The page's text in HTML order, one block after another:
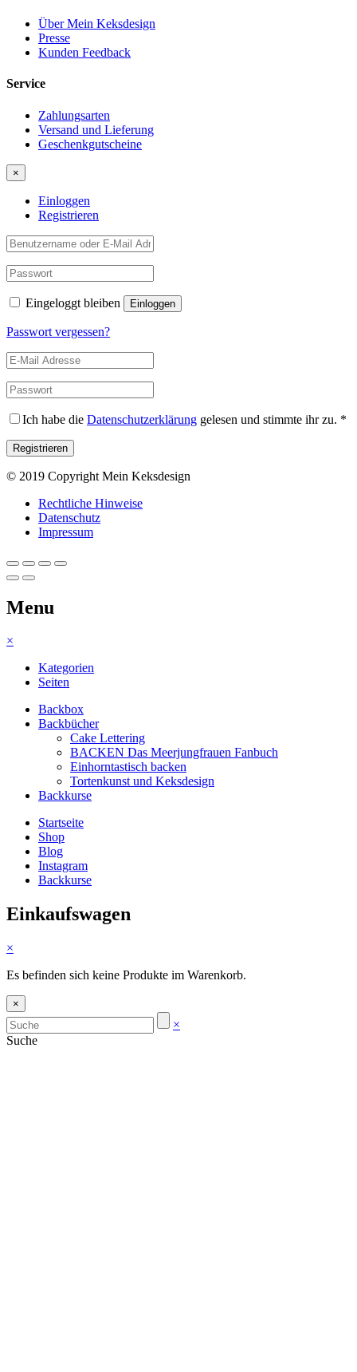
Über Mein Keksdesign
Presse
Kunden Feedback
Service
Zahlungsarten
Versand und Lieferung
Geschenkgutscheine
×
Einloggen
Registrieren
Eingeloggt bleiben
Passwort vergessen?
Ich habe die Datenschutzerklärung gelesen und stimmte ihr zu. *
© 2019 Copyright Mein Keksdesign
Rechtliche Hinweise
Datenschutz
Impressum
Menu
×
Kategorien
Seiten
Backbox
Backbücher
Cake Lettering
BACKEN Das Meerjungfrauen Fanbuch
Einhorntastisch backen
Tortenkunst und Keksdesign
Backkurse
Startseite
Shop
Blog
Instagram
Backkurse
Einkaufswagen
×
Es befinden sich keine Produkte im Warenkorb.
×
×
Suche